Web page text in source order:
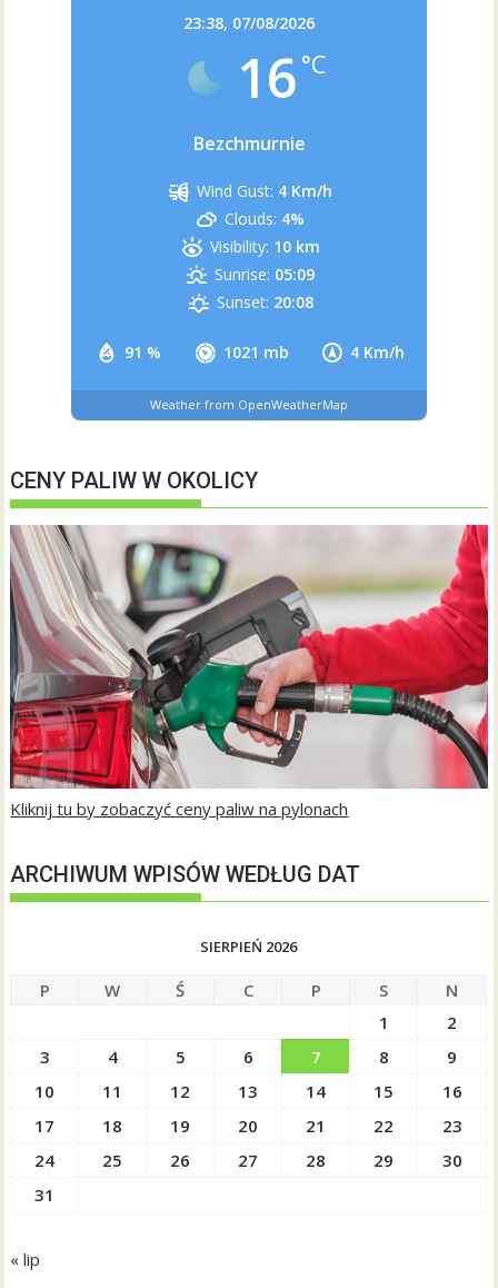
23:38, 07/08/2026
16 °C
Bezchmurnie
91 % 1021 mb 4 Km/h
Wind Gust: 4 Km/h
Clouds: 4%
Visibility: 10 km
Sunrise: 05:09
Sunset: 20:08
Weather from OpenWeatherMap
CENY PALIW W OKOLICY
Kliknij tu by zobaczyć ceny paliw na pylonach
ARCHIWUM WPISÓW WEDŁUG DAT
SIERPIEŃ 2026
P W Ś C P S
N
1
2
3
4 5 6 7 8
9
10
11 12 13 14 15
16
17
18 19 20 21 22
23
24
25 26 27 28 29
30
31
« lip